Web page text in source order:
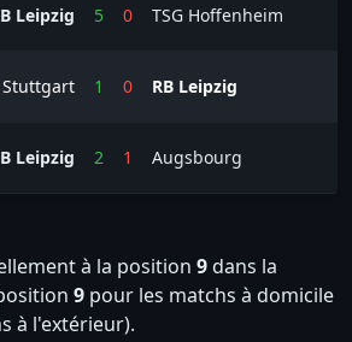
Leipzig 5 0 TSG Hoffenheim
Stuttgart 1 0 RB Leipzig
Leipzig 2 1 Augsbourg
à la position 9dans la
9 pour les matchs à domicile
à l'extérieur).